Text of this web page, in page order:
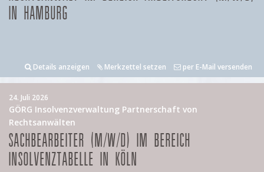
IN HAMBURG
Details anzeigen Merkzettel setzen per E-Mail versenden
24. Juli 2026
GÖRG Insolvenzverwaltung Partnerschaft von
Rechtsanwälten
SACHBEARBEITER (M/W/D) IM BEREICH
INSOLVENZTABELLE IN KÖLN